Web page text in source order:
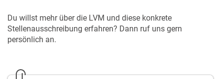
Du willst mehr über die LVM und diese konkrete
Stellenausschreibung erfahren? Dann ruf uns gern
persönlich an.